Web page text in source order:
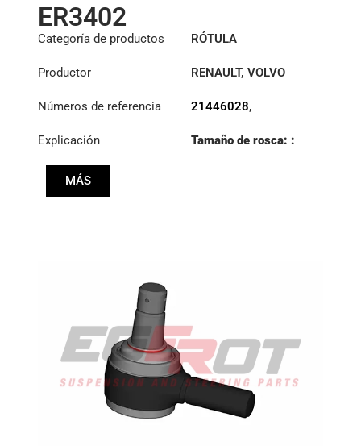
ER3402
Categoría de productos RÓTULA
Productor RENAULT, VOLVO
Números de referencia 21446028,
Explicación
Tamaño de rosca: :
MÁS